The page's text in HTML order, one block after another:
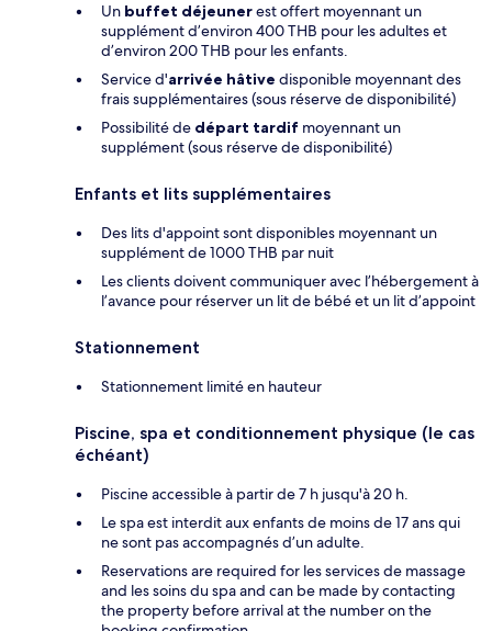
Un buffet déjeunerest offert moyennant un
supplément d’environ 400 THB pour les adultes et
d’environ 200 THB pour les enfants.
Service d'arrivée hâtive disponible moyennant des
frais supplémentaires (sous réserve de disponibilité)
Possibilité de départ tardif moyennant un
supplément (sous réserve de disponibilité)
Enfants et lits supplémentaires
Des lits d'appoint sont disponibles moyennant un
supplément de 1000 THB par nuit
Les clients doivent communiquer avec l’hébergement à
l’avance pour réserver un lit de bébé et un lit d’appoint
Stationnement
Stationnement limité en hauteur
Piscine, spa et conditionnement physique (le cas
échéant)
Piscine accessible à partir de 7 h jusqu'à 20 h.
Le spa est interdit aux enfants de moins de 17 ans qui
ne sont pas accompagnés d’un adulte.
Reservations are required for les services de massage
and les soins du spa and can be made by contacting
the property before arrival at the number on the